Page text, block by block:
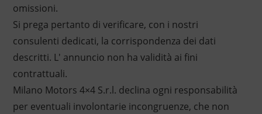
omissioni.
Si prega pertanto di verificare, con i nostri
consulenti dedicati, la corrispondenza dei dati
descritti. L' annuncio non ha validità ai fini
contrattuali.
Milano Motors 4×4 S.r.l. declina ogni responsabilità
per eventuali involontarie incongruenze, che non